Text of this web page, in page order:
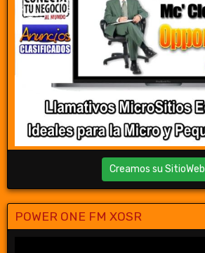
Creamos su SitioWeb
POWER ONE FM XOSR